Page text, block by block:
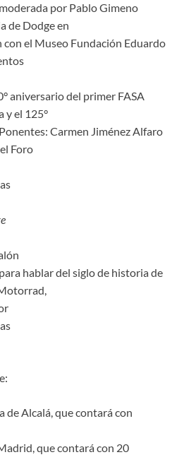
por Pablo Gimeno
de Dodge en
con el Museo Fundación Eduardo
aniversario del primer FASA
y el 125°
Carmen Jiménez Alfaro
Foro
hablar del siglo de historia de
de Alcalá, que contará con
que contará con 20